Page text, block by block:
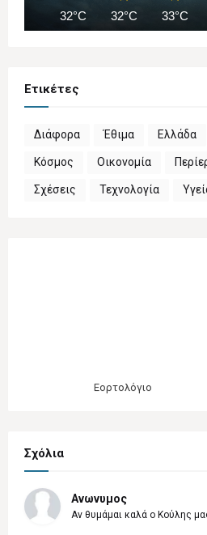
32°C 32°C 33°C
Ετικέτες
Διάφορα Έθιμα Ελλάδα
Κόσμος Οικονομία
Σχέσεις Τεχνολογία
Εορτολόγιο
Σχόλια
Ανωνυμος
Αν θυμάμαι καλά ο Κούλης